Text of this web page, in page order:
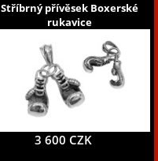
Stříbrný přívěsek Boxerské
rukavice
3 600 CZK